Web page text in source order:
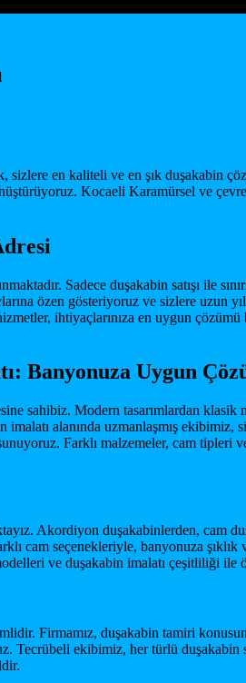
en kaliteli ve en şık duşakabin
Kocaeli Karamürsel ve
Sadece duşakabin satışı ile
özen gösteriyoruz ve sizlere uzun
ihtiyaçlarınıza en uygun çözümü
Banyonuza Uygun
sahibiz. Modern tasarımlardan klasik
alanında uzmanlaşmış
Farklı malzemeler, cam tipleri
Akordiyon duşakabinlerden, cam
cam seçenekleriyle, banyonuza
ve duşakabin imalatı çeşitliliği ile
Firmamız, duşakabin tamiri
ekibimiz, her türlü duşakabin